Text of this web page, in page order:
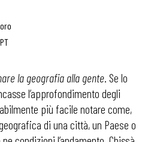
la geografia alla gente. Se lo
l’approfondimento degli
più facile notare come,
di una città, un Paese o